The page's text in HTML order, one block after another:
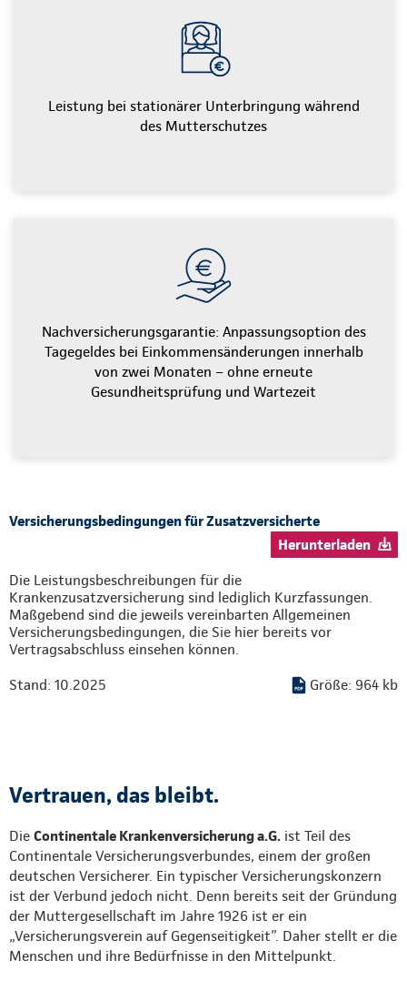
Leistung bei stationärer Unterbringung während
des Mutterschutzes
Nachversicherungsgarantie: Anpassungsoption des
Tagegeldes bei Einkommensänderungen innerhalb
von zwei Monaten – ohne erneute
Gesundheitsprüfung und Wartezeit
Versicherungsbedingungen für Zusatzversicherte
Herunterladen
Die Leistungsbeschreibungen für die
Krankenzusatzversicherung sind lediglich Kurzfassungen.
Maßgebend sind die jeweils vereinbarten Allgemeinen
Versicherungsbedingungen, die Sie hier bereits vor
Vertragsabschluss einsehen können.
Stand: 10.2025 Größe: 964 kb
Vertrauen, das bleibt.
Die Continentale Krankenversicherung a.G. ist Teil des
Continentale Versicherungsverbundes, einem der großen
deutschen Versicherer. Ein typischer Versicherungskonzern
ist der Verbund jedoch nicht. Denn bereits seit der Gründung
der Muttergesellschaft im Jahre 1926 ist er ein
„Versicherungsverein auf Gegenseitigkeit”. Daher stellt er die
Menschen und ihre Bedürfnisse in den Mittelpunkt.